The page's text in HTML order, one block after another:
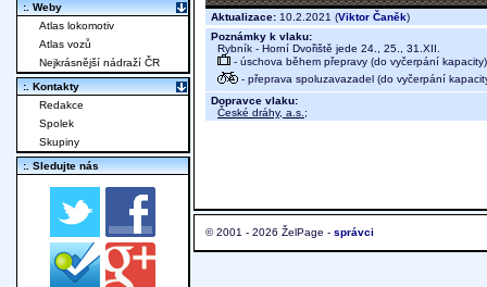
Aktualizace: 10.2.2021 (Viktor Čaněk)
Poznámky k vlaku:
Rybník - Horní Dvořiště jede 24., 25., 31.XII.
- úschova během přepravy (do vyčerpání kapacity)
- přeprava spoluzavazadel (do vyčerpání
Dopravce vlaku:
České dráhy, a.s. ;
© 2001 - 2026 ŽelPage - správci
:. Weby
Atlas lokomotiv
Atlas vozů
Nejkrásnější nádraží ČR
:. Kontakty
Redakce
Spolek
Skupiny
:. Sledujte nás